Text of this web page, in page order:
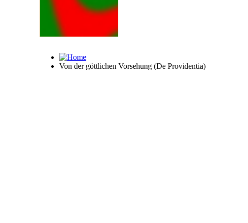
Von der göttlichen Vorsehung (De Providentia)